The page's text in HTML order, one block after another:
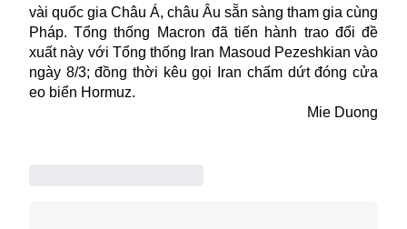
vài quốc gia Châu Á, châu Âu sẵn sàng tham gia cùng
Pháp. Tổng thống Macron đã tiến hành trao đổi đề
xuất này với Tổng thống Iran Masoud Pezeshkian vào
ngày 8/3; đồng thời kêu gọi Iran chấm dứt đóng cửa
eo biển Hormuz.
Mie Duong